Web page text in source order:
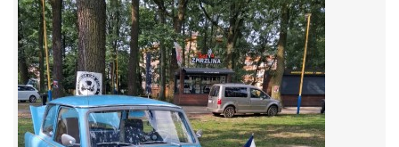
Benzín - Čas bioblaženosti přichází
Moderní nafta